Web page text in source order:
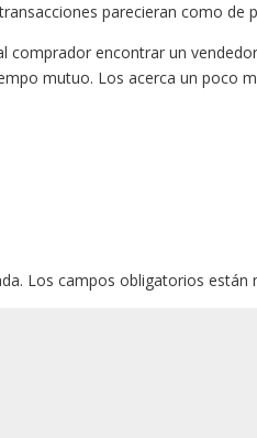
parecieran como de
comprador encontrar un
mutuo. Los acerca un poco
Los campos obligatorios